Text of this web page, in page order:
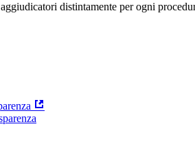
distintamente per ogni